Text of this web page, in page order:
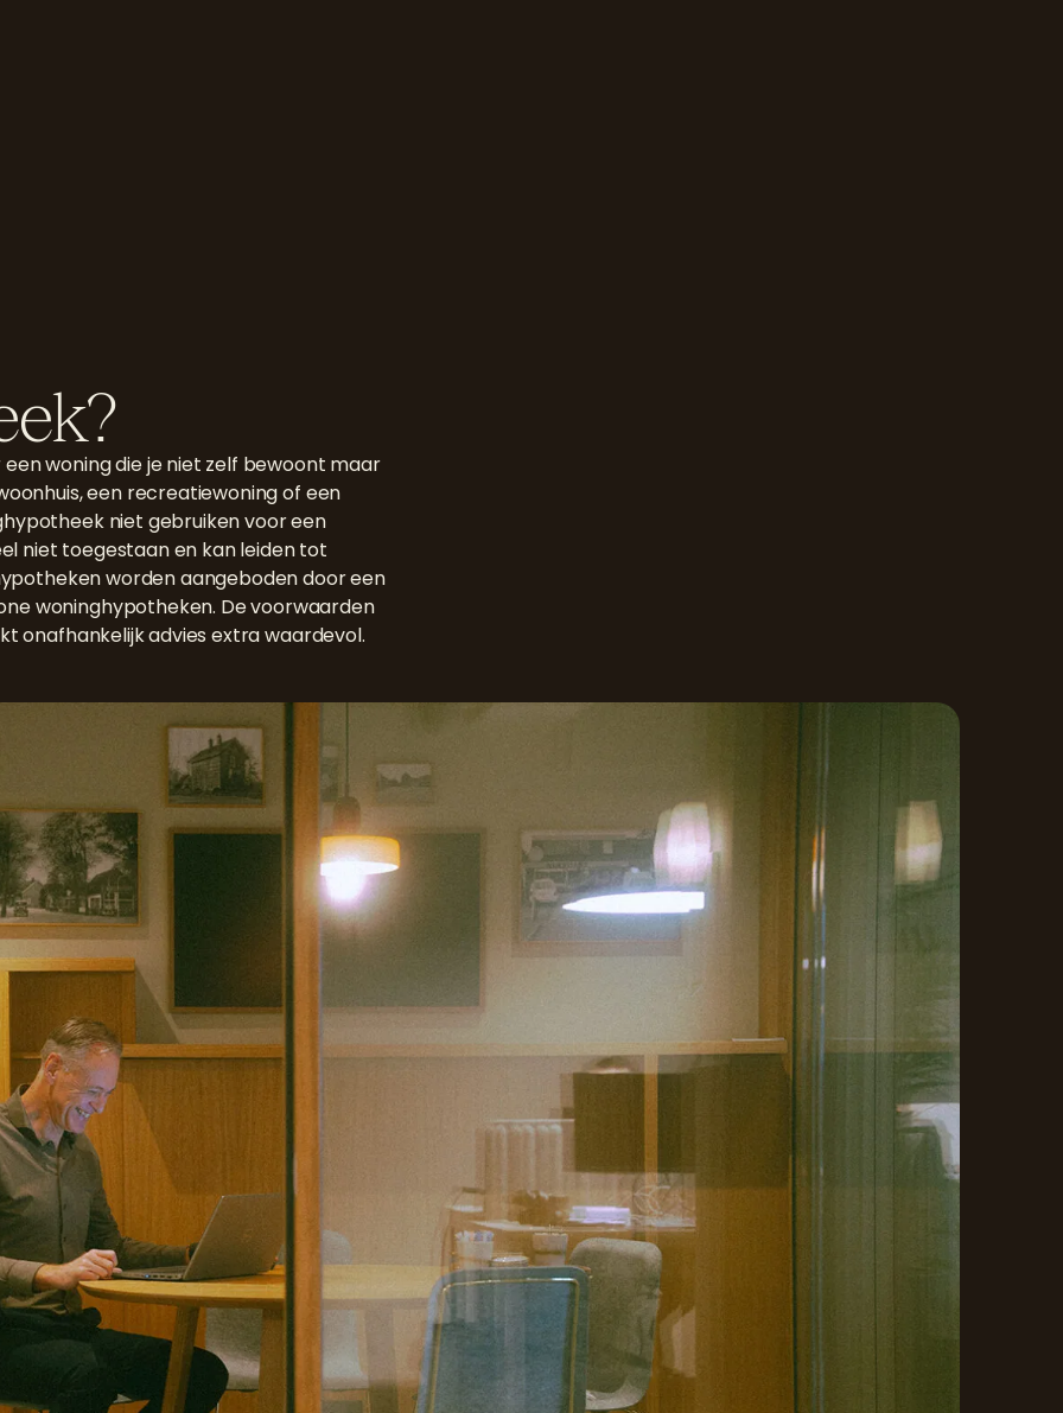
woning die je niet zelf bewoont maar
een recreatiewoning of een
niet gebruiken voor een
niet toegestaan en kan leiden tot
worden aangeboden door een
woninghypotheken. De voorwaarden
onafhankelijk advies extra waardevol.